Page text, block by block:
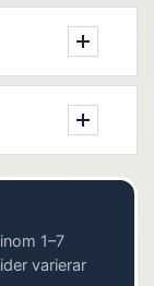
1–7
varierar